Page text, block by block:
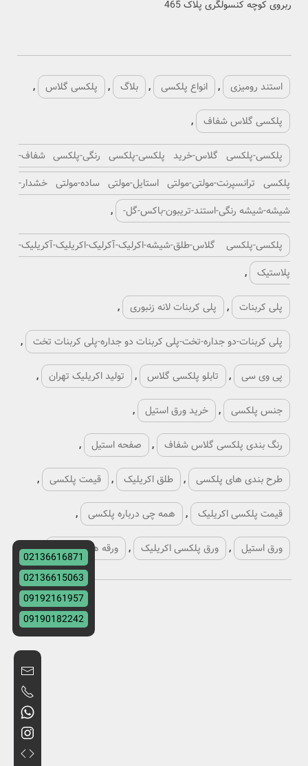
02136616871
02136615063
09192161957
09190182242
ربروی کوچه کنسولگری پلاک 465
استند رومیزی , انواع پلکسی , بلاگ , پلکسی گلاس ,
پلکسی گلاس شفاف ,
پلکسی-پلکسی گلاس-خرید پلکسی-پلکسی رنگی-پلکسی شفاف-
پلکسی ترانسپرنت-مولتی-مولتی استایل-مولتی ساده-مولتی خشدار-
شیشه-شیشه رنگی-استند-تریبون-باکس-گل-
,
پلکسی-پلکسی گلاس-طلق-شیشه-اکرلیک-آکرلیک-اکریلیک-آکریلیک-
پلاستیک
,
پلی کربنات , پلی کربنات لانه زنبوری ,
پلی کربنات-دو جداره-تخت-پلی کربنات دو جداره-پلی کربنات تخت ,
پی وی سی , تابلو پلکسی گلاس , تولید اکریلیک تهران ,
جنس پلکسی , خرید ورق استیل ,
رنگ بندی پلکسی گلاس شفاف , صفحه استیل ,
طرح بندی های پلکسی , طلق اکریلیک , قیمت پلکسی ,
قیمت پلکسی اکریلیک , همه چی درباره پلکسی ,
ورق استیل , ورق پلکسی اکریلیک , ورقه های پلکسی ,